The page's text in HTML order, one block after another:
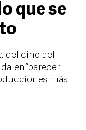
que se
del cine del
en “parecer
más